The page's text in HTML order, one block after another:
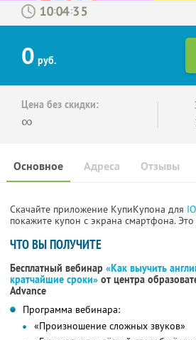
: :
0 руб.
Цена без скидки:
∞
Основное Отзывы
Адреса
Скачайте приложение КупиКупона для
покажите купон с экрана смартфона.
ЧТО ВЫ ПОЛУЧИТЕ
Бесплатный вебинар «Как выучить
кратчайшие сроки» от центра
Advance
Программа вебинара:
«Произношение сложных звуков»